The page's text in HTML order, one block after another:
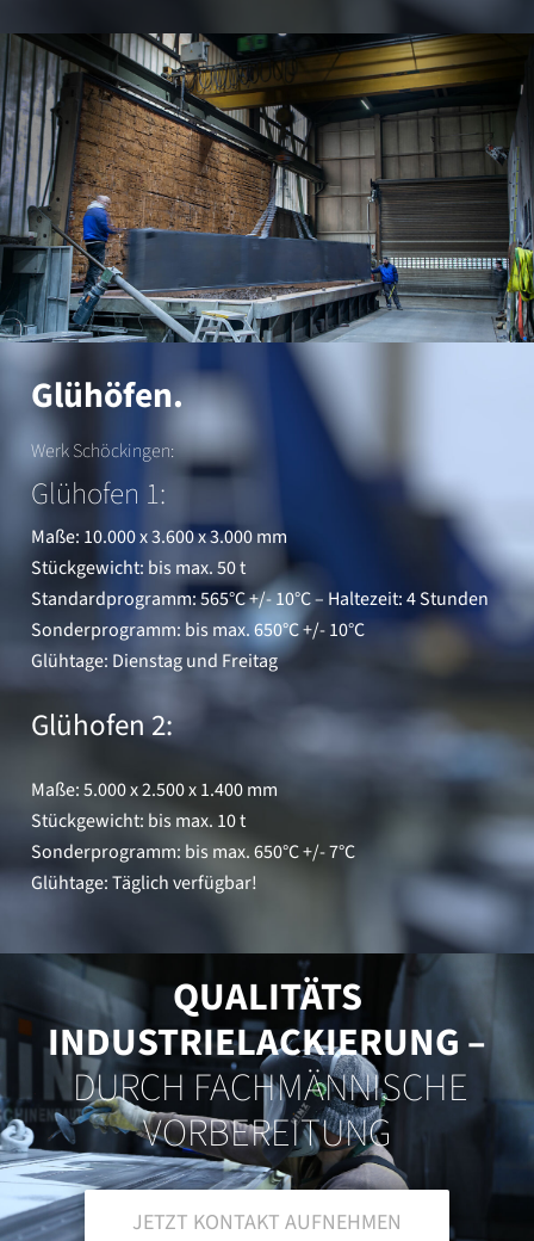
Glühöfen.
Werk Schöckingen:
Glühofen 1:
Maße: 10.000 x 3.600 x 3.000 mm
Stückgewicht: bis max. 50 t
Standardprogramm: 565°C +/- 10°C – Haltezeit: 4 Stunden
Sonderprogramm: bis max. 650°C +/- 10°C
Glühtage: Dienstag und Freitag
Glühofen 2:
Maße: 5.000 x 2.500 x 1.400 mm
Stückgewicht: bis max. 10 t
Sonderprogramm: bis max. 650°C +/- 7°C
Glühtage: Täglich verfügbar!
QUALITÄTS
INDUSTRIELACKIERUNG –
DURCH FACHMÄNNISCHE
VORBEREITUNG
JETZT KONTAKT AUFNEHMEN